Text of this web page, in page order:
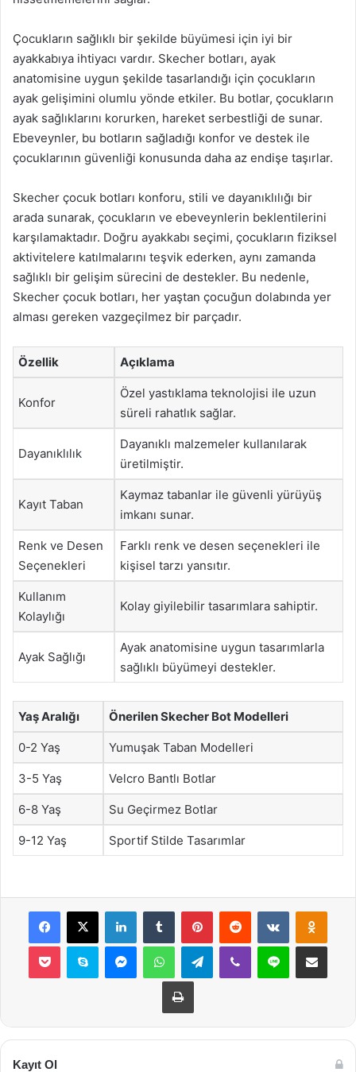
Çocukların sağlıklı bir şekilde büyümesi için iyi bir
ayakkabıya ihtiyacı vardır. Skecher botları, ayak
anatomisine uygun şekilde tasarlandığı için çocukların
ayak gelişimini olumlu yönde etkiler. Bu botlar, çocukların
ayak sağlıklarını korurken, hareket serbestliği de sunar.
Ebeveynler, bu botların sağladığı konfor ve destek ile
çocuklarının güvenliği konusunda daha az endişe taşırlar.
Skecher çocuk botları konforu, stili ve dayanıklılığı bir
arada sunarak, çocukların ve ebeveynlerin beklentilerini
karşılamaktadır. Doğru ayakkabı seçimi, çocukların fiziksel
aktivitelere katılmalarını teşvik ederken, aynı zamanda
sağlıklı bir gelişim sürecini de destekler. Bu nedenle,
Skecher çocuk botları, her yaştan çocuğun dolabında yer
alması gereken vazgeçilmez bir parçadır.
Özellik Açıklama
Konfor
Özel yastıklama teknolojisi ile uzun
süreli rahatlık sağlar.
Dayanıklılık
Dayanıklı malzemeler kullanılarak
üretilmiştir.
Kayıt Taban
Kaymaz tabanlar ile güvenli yürüyüş
imkanı sunar.
Renk ve Desen
Seçenekleri
Farklı renk ve desen seçenekleri ile
kişisel tarzı yansıtır.
Kullanım
Kolaylığı
Kolay giyilebilir tasarımlara sahiptir.
Ayak Sağlığı
Ayak anatomisine uygun tasarımlarla
sağlıklı büyümeyi destekler.
Yaş Aralığı Önerilen Skecher Bot Modelleri
0-2 Yaş Yumuşak Taban Modelleri
3-5 Yaş Velcro Bantlı Botlar
6-8 Yaş Su Geçirmez Botlar
9-12 Yaş Sportif Stilde Tasarımlar
Facebook
X LinkedInTumblr PinterestReddit VKontakte
Pocket Skype MessengerWhatsAppTelegramViber Line E-Posta ile
Yazdır
Kayıt Ol